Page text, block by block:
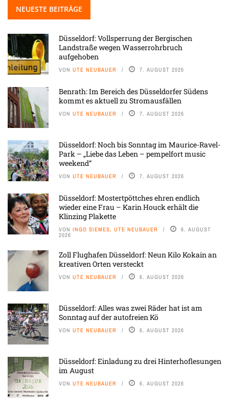
NEUESTE BEITRÄGE
Düsseldorf: Vollsperrung der Bergischen
Landstraße wegen Wasserrohrbruch
aufgehoben
VON UTE NEUBAUER 7. AUGUST 2026
Benrath: Im Bereich des Düsseldorfer Südens
kommt es aktuell zu Stromausfällen
VON UTE NEUBAUER 7. AUGUST 2026
Düsseldorf: Noch bis Sonntag im Maurice-Ravel-
Park – „Liebe das Leben – pempelfort music
weekend“
VON UTE NEUBAUER 7. AUGUST 2026
Düsseldorf: Mostertpöttches ehren endlich
wieder eine Frau – Karin Houck erhält die
Klinzing Plakette
VON INGO SIEMES, UTE NEUBAUER 6. AUGUST
2026
Zoll Flughafen Düsseldorf: Neun Kilo Kokain an
kreativen Orten versteckt
VON UTE NEUBAUER 6. AUGUST 2026
Düsseldorf: Alles was zwei Räder hat ist am
Sonntag auf der autofreien Kö
VON UTE NEUBAUER 6. AUGUST 2026
Düsseldorf: Einladung zu drei Hinterhoflesungen
im August
VON UTE NEUBAUER 6. AUGUST 2026